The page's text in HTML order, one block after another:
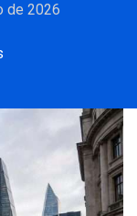
de 2026